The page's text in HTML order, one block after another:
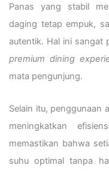
Panas yang stabil
daging tetap empuk,
autentik. Hal ini sangat
premium dining
mata pengunjung.
Selain itu, penggunaan
meningkatkan
memastikan bahwa
suhu optimal tanpa